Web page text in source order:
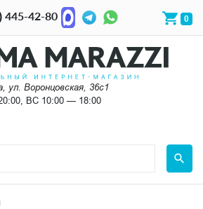
445-42-80 0
ул. Воронцовская, 36с1
ВС 10:00 — 18:00